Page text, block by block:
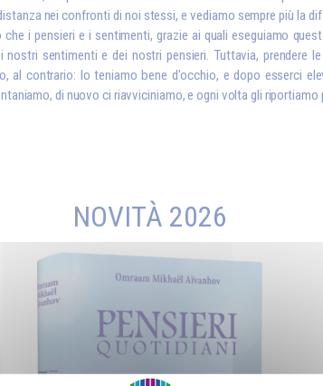
nei confronti di noi stessi, e vediamo sempre più la
i pensieri e i sentimenti, grazie ai quali eseguiamo
sentimenti e dei nostri pensieri. Tuttavia, prendere
al contrario: lo teniamo bene d'occhio, e dopo esserci
di nuovo ci riavviciniamo, e ogni volta gli riportiamo
NOVITÀ 2026